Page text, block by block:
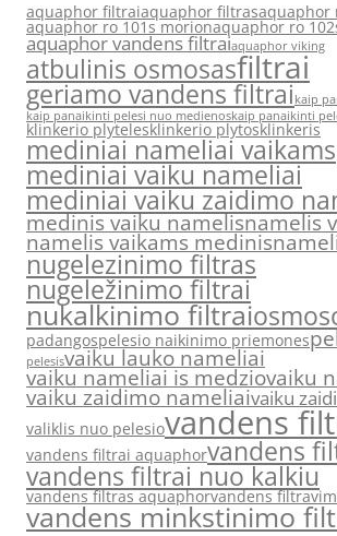
aquaphor filtraiaquaphor filtrasaquaphor
aquaphor ro 101s morionaquaphor ro
aquaphor vandens filtraiaquaphor viking
atbulinis osmosasfiltrai
geriamo vandens filtraikaip
kaip panaikinti pelesi nuo medienoskaip panaikinti
klinkerio plytelesklinkerio plytosklinkeris
mediniai nameliai vaikams
mediniai vaiku nameliai
mediniai vaiku zaidimo
medinis vaiku namelisnamelis
namelis vaikams medinis
nugelezinimo filtras
nugeležinimo filtrai
nukalkinimo filtrai
padangospelesio naikinimo priemones
pelesisvaiku lauko nameliai
vaiku nameliai is medziovaiku
vaiku zaidimo nameliaivaiku
valiklis nuo pelesiovandens
vandens filtrai aquaphorvandens
vandens filtrai nuo kalkiu
vandens filtras aquaphorvandens
vandens minkstinimo